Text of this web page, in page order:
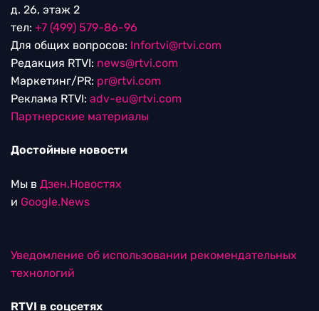
д. 26, этаж 2
тел: +7 (499) 579-86-96
Для общих вопросов: Infortvi@rtvi.com
Редакция RTVI: news@rtvi.com
Маркетинг/PR: pr@rtvi.com
Реклама RTVI: adv-eu@rtvi.com
Партнерские материалы
Достойные новости
Мы в Дзен.Новостях
и Google.News
Уведомление об использовании рекомендательных
технологий
RTVI в соцсетях